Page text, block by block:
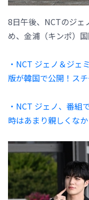
8日午後、NCTのジェ
め、金浦（キンポ）
・NCT ジェノ＆ジェ
版が韓国で公開！ス
・NCT ジェノ、番組
時はあまり親しくなか